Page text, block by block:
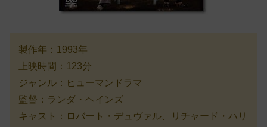
製作年：1993年
上映時間：123分
ジャンル：ヒューマンドラマ
監督：ランダ・ヘインズ
キャスト：ロバート・デュヴァル、リチャード・ハリ